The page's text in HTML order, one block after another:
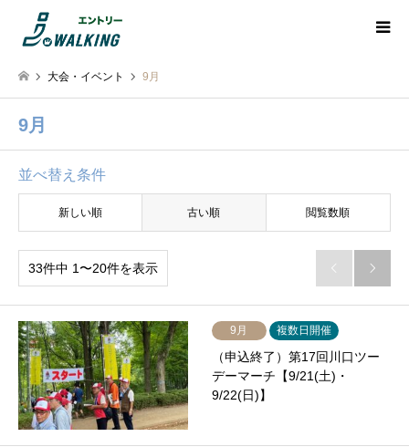
大会・イベント 9月
9月
並べ替え条件
新しい順 古い順 閲覧数順
33件中 1〜20件を表示  
9月 複数日開催
（申込終了）第17回川口ツー
デーマーチ【9/21(土)・
9/22(日)】